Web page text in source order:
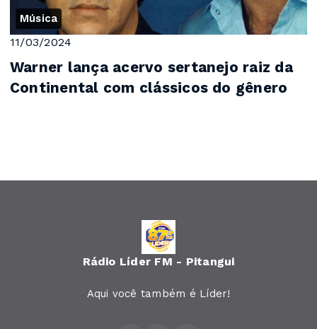
Música
11/03/2024
Warner lança acervo sertanejo raiz da
Continental com clássicos do gênero
Rádio Líder FM - Pitangui
Aqui você também é Líder!